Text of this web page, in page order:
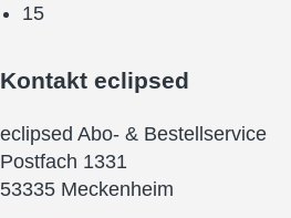
15
Kontakt eclipsed
eclipsed Abo- & Bestellservice
Postfach 1331
53335 Meckenheim